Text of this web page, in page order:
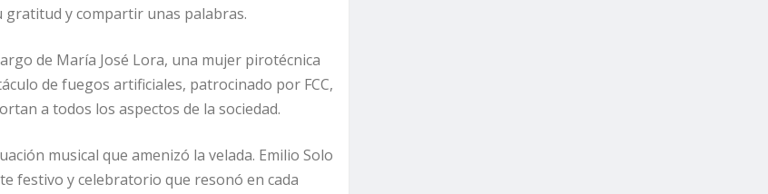
y compartir unas palabras.
de María José Lora, una mujer pirotécnica
de fuegos artificiales, patrocinado por FCC,
a todos los aspectos de la sociedad.
musical que amenizó la velada. Emilio Solo
festivo y celebratorio que resonó en cada